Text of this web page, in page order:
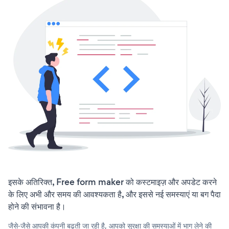
इसके अतिरिक्त, Free form maker को कस्टमाइज़ और अपडेट करने
के लिए अभी और समय की आवश्यकता है, और इससे नई समस्याएं या बग पैदा
होने की संभावना है।
जैसे-जैसे आपकी कंपनी बढ़ती जा रही है, आपको सुरक्षा की समस्याओं में भाग लेने की